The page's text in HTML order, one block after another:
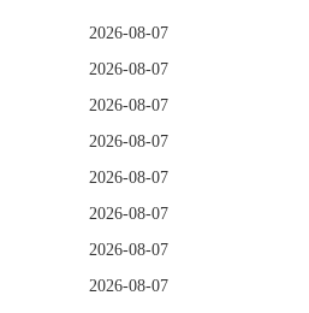
2026-08-07
2026-08-07
2026-08-07
2026-08-07
2026-08-07
2026-08-07
2026-08-07
2026-08-07